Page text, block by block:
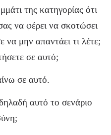
της κατηγορίας ότι
να φέρει να σκοτώσει
να μην απαντάει τι λέτε;
σε αυτό;
σε αυτό.
αυτό το σενάριο